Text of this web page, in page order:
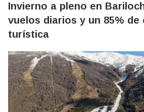
Invierno a pleno en
vuelos diarios y un 85% de
turística